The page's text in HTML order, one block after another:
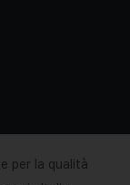
per la qualità